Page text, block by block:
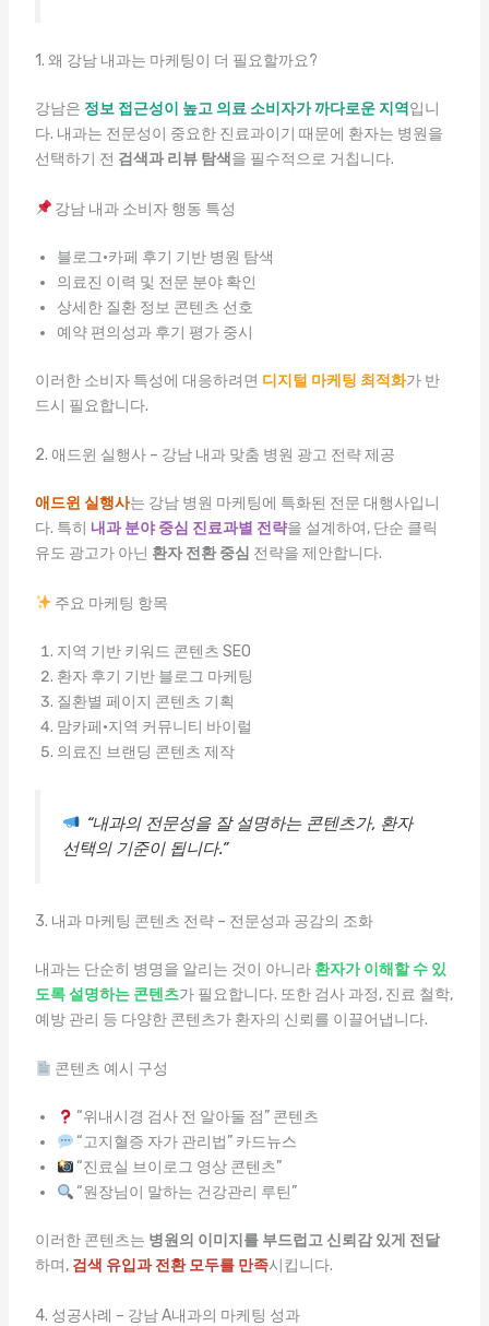
1. 왜 강남 내과는 마케팅이 더 필요할까요?
강남은 정보 접근성이 높고 의료 소비자가 까다로운 지역입니
다. 내과는 전문성이 중요한 진료과이기 때문에 환자는 병원을
선택하기 전 검색과 리뷰 탐색 을 필수적으로 거칩니다.
강남 내과 소비자 행동 특성
블로그·카페 후기 기반 병원 탐색
의료진 이력 및 전문 분야 확인
상세한 질환 정보 콘텐츠 선호
예약 편의성과 후기 평가 중시
이러한 소비자 특성에 대응하려면 디지털 마케팅 최적화가 반
드시 필요합니다.
2. 애드윈 실행사 – 강남 내과 맞춤 병원 광고 전략 제공
애드윈 실행사는 강남 병원 마케팅에 특화된 전문 대행사입니
다. 특히 내과 분야 중심 진료과별 전략을 설계하여, 단순 클릭
유도 광고가 아닌 환자 전환 중심 전략을 제안합니다.
주요 마케팅 항목
지역 기반 키워드 콘텐츠 SEO
환자 후기 기반 블로그 마케팅
질환별 페이지 콘텐츠 기획
맘카페·지역 커뮤니티 바이럴
의료진 브랜딩 콘텐츠 제작
“내과의 전문성을 잘 설명하는 콘텐츠가, 환자
선택의 기준이 됩니다.”
3. 내과 마케팅 콘텐츠 전략 – 전문성과 공감의 조화
내과는 단순히 병명을 알리는 것이 아니라 환자가 이해할 수 있
도록 설명하는 콘텐츠가 필요합니다. 또한 검사 과정, 진료 철학,
예방 관리 등 다양한 콘텐츠가 환자의 신뢰를 이끌어냅니다.
콘텐츠 예시 구성
“위내시경 검사 전 알아둘 점” 콘텐츠
“고지혈증 자가 관리법” 카드뉴스
“진료실 브이로그 영상 콘텐츠”
“원장님이 말하는 건강관리 루틴”
이러한 콘텐츠는 병원의 이미지를 부드럽고 신뢰감 있게 전달
하며, 검색 유입과 전환 모두를 만족시킵니다.
4. 성공사례 – 강남 A내과의 마케팅 성과